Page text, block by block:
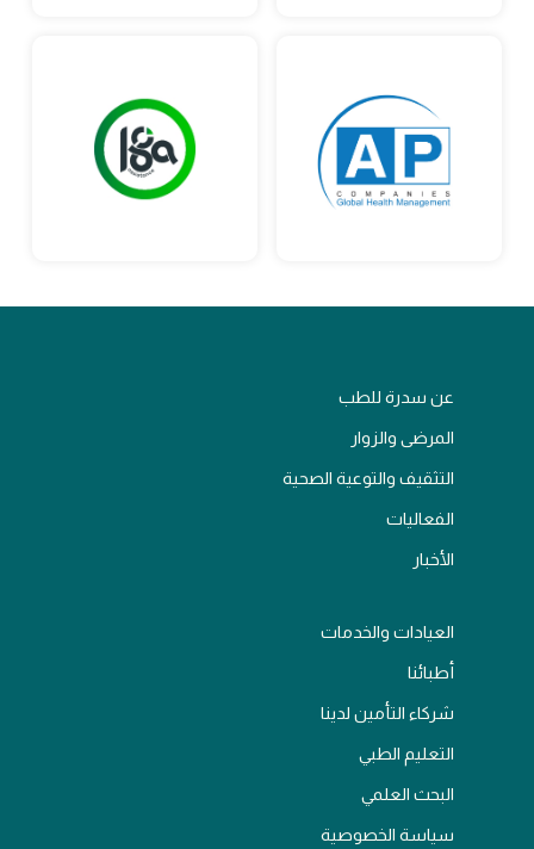
عن سدرة للطب
المرضى والزوار
التثقيف والتوعية الصحية
الفعاليات
الأخبار
العيادات والخدمات
أطبائنا
شركاء التأمين لدينا
التعليم الطبي
البحث العلمي
سياسة الخصوصية